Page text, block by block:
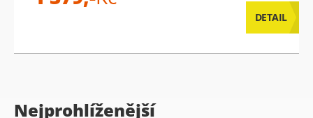
DETAIL
Nejprohlíženější